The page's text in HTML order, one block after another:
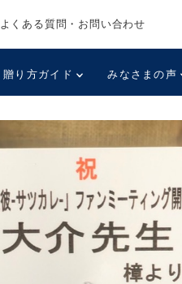
よくある質問・お問い合わせ
贈り方ガイド みなさまの声